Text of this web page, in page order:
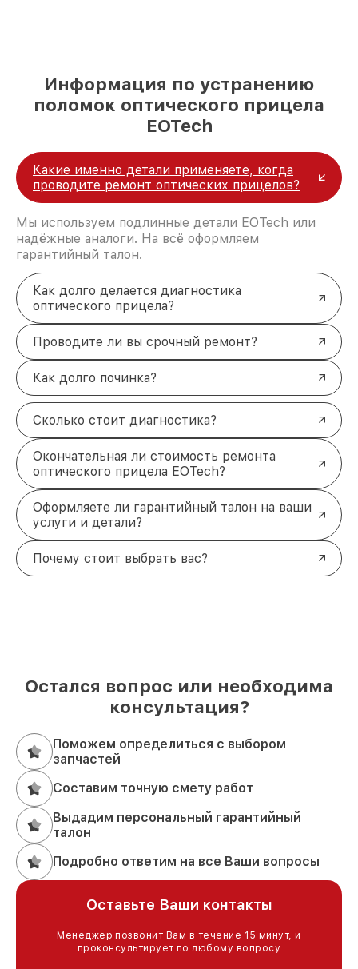
Информация по устранению
поломок оптического прицела
EOTech
Какие именно детали применяете, когда
проводите ремонт оптических прицелов?
Мы используем подлинные детали EOTech или
надёжные аналоги. На всё оформляем
гарантийный талон.
Как долго делается диагностика
оптического прицела?
Проводите ли вы срочный ремонт?
Как долго починка?
Сколько стоит диагностика?
Окончательная ли стоимость ремонта
оптического прицела EOTech?
Оформляете ли гарантийный талон на ваши
услуги и детали?
Почему стоит выбрать вас?
Остался вопрос или необходима
консультация?
Поможем определиться с выбором
запчастей
Составим точную смету работ
Выдадим персональный гарантийный
талон
Подробно ответим на все Ваши вопросы
Оставьте Ваши контакты
Менеджер позвонит Вам в течение 15 минут, и
проконсультирует по любому вопросу